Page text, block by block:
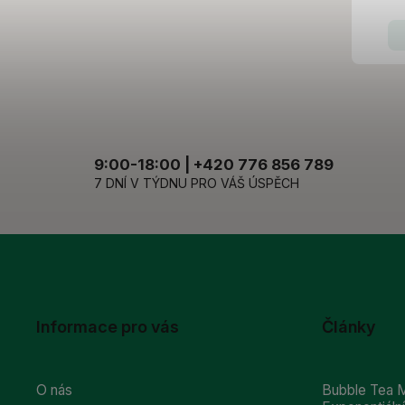
9:00-18:00 | +420 776 856 789
7 DNÍ V TÝDNU PRO VÁŠ ÚSPĚCH
Informace pro vás
O nás
Články
Bubble Tea